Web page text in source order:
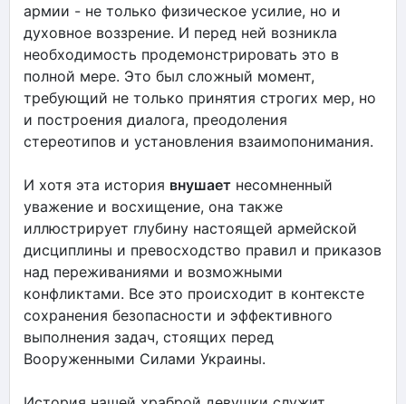
армии - не только физическое усилие, но и
духовное воззрение. И перед ней возникла
необходимость продемонстрировать это в
полной мере. Это был сложный момент,
требующий не только принятия строгих мер, но
и построения диалога, преодоления
стереотипов и установления взаимопонимания.
И хотя эта история внушает несомненный
уважение и восхищение, она также
иллюстрирует глубину настоящей армейской
дисциплины и превосходство правил и приказов
над переживаниями и возможными
конфликтами. Все это происходит в контексте
сохранения безопасности и эффективного
выполнения задач, стоящих перед
Вооруженными Силами Украины.